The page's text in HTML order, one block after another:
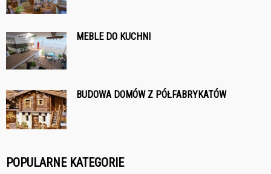
MEBLE DO KUCHNI
BUDOWA DOMÓW Z PÓŁFABRYKATÓW
POPULARNE KATEGORIE